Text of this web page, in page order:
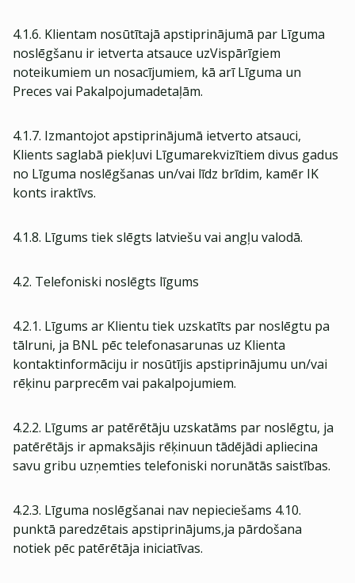
4.1.6. Klientam nosūtītajā apstiprinājumā par Līguma
noslēgšanu ir ietverta atsauce uzVispārīgiem
noteikumiem un nosacījumiem, kā arī Līguma un
Preces vai Pakalpojumadetaļām.
4.1.7. Izmantojot apstiprinājumā ietverto atsauci,
Klients saglabā piekļuvi Līgumarekvizītiem divus gadus
no Līguma noslēgšanas un/vai līdz brīdim, kamēr IK
konts iraktīvs.
4.1.8. Līgums tiek slēgts latviešu vai angļu valodā.
4.2. Telefoniski noslēgts līgums
4.2.1. Līgums ar Klientu tiek uzskatīts par noslēgtu pa
tālruni, ja BNL pēc telefonasarunas uz Klienta
kontaktinformāciju ir nosūtījis apstiprinājumu un/vai
rēķinu parprecēm vai pakalpojumiem.
4.2.2. Līgums ar patērētāju uzskatāms par noslēgtu, ja
patērētājs ir apmaksājis rēķinuun tādējādi apliecina
savu gribu uzņemties telefoniski norunātās saistības.
4.2.3. Līguma noslēgšanai nav nepieciešams 4.10.
punktā paredzētais apstiprinājums,ja pārdošana
notiek pēc patērētāja iniciatīvas.